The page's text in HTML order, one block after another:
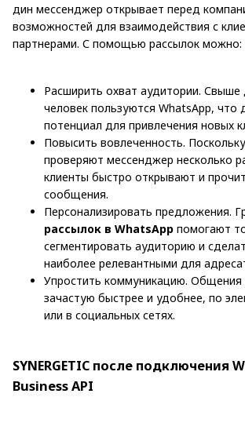
дин мессенджер открывает перед
возможностей для взаимодействия с
партнерами. С помощью рассылок можно:
Расширить охват аудитории.
человек пользуются WhatsApp, что
потенциал для привлечения новых
Повысить вовлеченность.
проверяют мессенджер несколько
клиенты быстро открывают и
сообщения.
Персонализировать предложения.
рассылок в WhatsApp помогают
сегментировать аудиторию и
наиболее релевантными для
Упростить коммуникацию. Общения
зачастую быстрее и удобнее, по
или в социальных сетях.
SYNERGETIC после подключения
Business API